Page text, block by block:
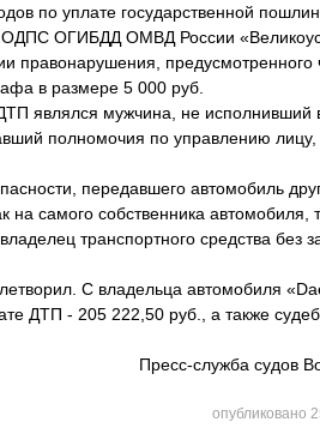
по уплате государственной
ОГИБДД ОМВД России
правонарушения, предусмотренного
в размере 5 000 руб.
являлся мужчина, не исполнивший
полномочия по управлению лицу,
передавшего автомобиль
самого собственника автомобиля,
транспортного средства без
С владельца автомобиля
ДТП - 205 222,50 руб., а также
Пресс-служба судов
опубликовано